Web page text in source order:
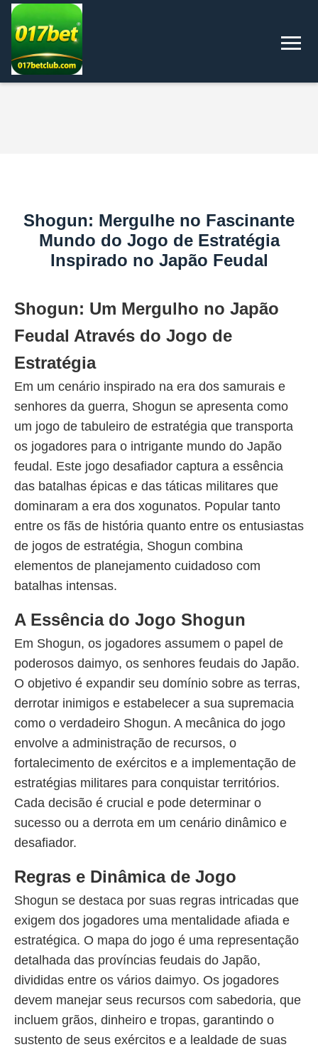
Shogun: Mergulhe no Fascinante
Mundo do Jogo de Estratégia
Inspirado no Japão Feudal
Shogun: Um Mergulho no Japão
Feudal Através do Jogo de
Estratégia
Em um cenário inspirado na era dos samurais e
senhores da guerra, Shogun se apresenta como
um jogo de tabuleiro de estratégia que transporta
os jogadores para o intrigante mundo do Japão
feudal. Este jogo desafiador captura a essência
das batalhas épicas e das táticas militares que
dominaram a era dos xogunatos. Popular tanto
entre os fãs de história quanto entre os entusiastas
de jogos de estratégia, Shogun combina
elementos de planejamento cuidadoso com
batalhas intensas.
A Essência do Jogo Shogun
Em Shogun, os jogadores assumem o papel de
poderosos daimyo, os senhores feudais do Japão.
O objetivo é expandir seu domínio sobre as terras,
derrotar inimigos e estabelecer a sua supremacia
como o verdadeiro Shogun. A mecânica do jogo
envolve a administração de recursos, o
fortalecimento de exércitos e a implementação de
estratégias militares para conquistar territórios.
Cada decisão é crucial e pode determinar o
sucesso ou a derrota em um cenário dinâmico e
desafiador.
Regras e Dinâmica de Jogo
Shogun se destaca por suas regras intricadas que
exigem dos jogadores uma mentalidade afiada e
estratégica. O mapa do jogo é uma representação
detalhada das províncias feudais do Japão,
divididas entre os vários daimyo. Os jogadores
devem manejar seus recursos com sabedoria, que
incluem grãos, dinheiro e tropas, garantindo o
sustento de seus exércitos e a lealdade de suas